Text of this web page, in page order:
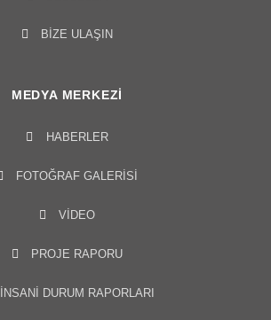
BİZE ULAŞIN
MEDYA MERKEZI
HABERLER
FOTOĞRAF GALERISI
VIDEO
PROJE RAPORU
İNSANİ DURUM RAPORLARI